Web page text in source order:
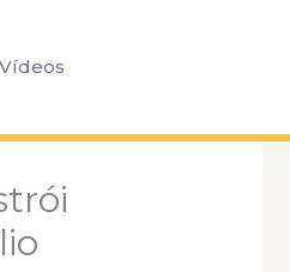
Vídeos